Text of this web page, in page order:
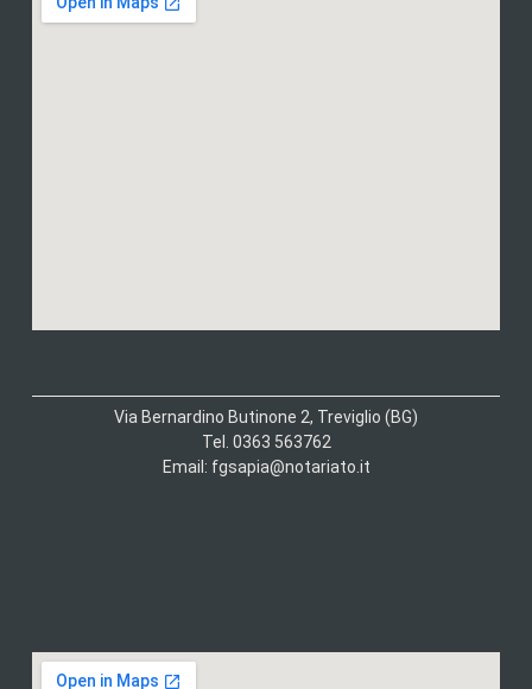
Via Bernardino Butinone 2, Treviglio (BG)
Tel. 0363 563762
Email: fgsapia@notariato.it